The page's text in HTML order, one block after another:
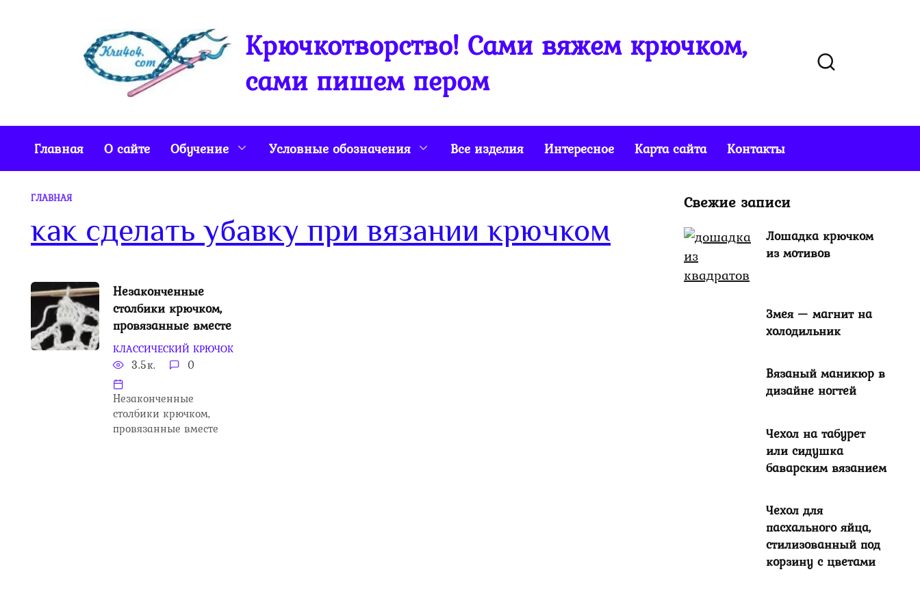
Крючкотворство! Сами вяжем крючком,
сами пишем пером
Главная О сайте Обучение Условные обозначения Все изделия Интересное Карта сайта Контакты
ГЛАВНАЯ
как сделать убавку при вязании крючком
Незаконченные
столбики крючком,
провязанные вместе
КЛАССИЧЕСКИЙ КРЮЧОК
3.5к. 0
Незаконченные
столбики крючком,
провязанные вместе
Свежие записи
Лошадка крючком
из мотивов
Змея — магнит на
холодильник
Вязаный маникюр в
дизайне ногтей
Чехол на табурет
или сидушка
баварским вязанием
Чехол для
пасхального яйца,
стилизованный под
корзину с цветами